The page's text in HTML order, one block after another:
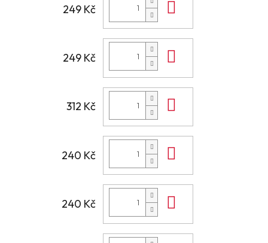
249 Kč
249 Kč
312 Kč
240 Kč
240 Kč